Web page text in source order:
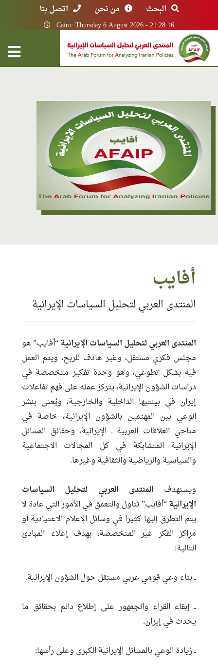
البحث من نحن اتصل بنا
Cairo: Thursday 6 August 2026 - 21:28:16
معلومات الاتصال
info.afaip@gmail.com
الموقع:https://afaip.com/
مناطق الخبرة:إيران
اللغات:العربية ـ الفارسية ـ الإنجليزية
أفايب
المنتدى العربي لتحليل السياسات الإيرانية
المنتدى العربي لتحليل السياسات الإيرانية“أفايب” هو
مجلس فكري مستقل، وغير هادف للربح، ويتم العمل
فيه بشكل تطوعي، وهو وحدة تفكير متخصصة في
دراسات الشؤون الإيرانية، يتركز عمله على فهم تفاعلات
إيران في بيئتيها الداخلية والخارجية، ويُعنى بنشر
الوعي بين المهتمين بالشؤون الإيرانية، خاصة في
مناحي العلاقات العربية ـ الإيرانية، وحقائق المسائل
الإيرانية المتشابكة في كل المجالات الاجتماعية
والسياسية والرياضية والثقافية وغيرها.
ويستهدف المنتدى العربي لتحليل السياسات
الإيرانية“أفايب” تناول والتعمق في الأمور التي عادة لا
يتم التطرق إليها كثيرا في وسائل الإعلام الاعتيادية أو
مراكز الفكر غير المتخصصة، بهدف إعلاء المبادئ
التالية:
ــ بناء وعي قومي عربي مستقل حول الشؤون الإيرانية.
ــ إبقاء القراء والجمهور على إطلاع دائم بحقائق ما
يحدث في إيران.
ــ زيادة الوعي بالمسائل الإيرانية الكبرى وعلى رأسها: